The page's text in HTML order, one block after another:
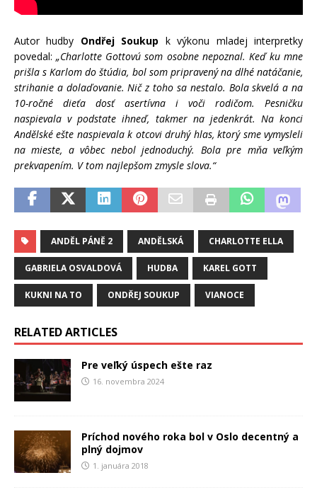
Autor hudby Ondřej Soukup k výkonu mladej interpretky
povedal:„Charlotte Gottovú som osobne nepoznal. Keď ku mne
prišla s Karlom do štúdia, bol som pripravený na dlhé natáčanie,
strihanie a dolaďovanie. Nič z toho sa nestalo. Bola skvelá a na
10-ročné dieťa dosť asertívna i voči rodičom. Pesničku
naspievala v podstate ihneď, takmer na jedenkrát. Na konci
Andělské ešte naspievala k otcovi druhý hlas, ktorý sme vymysleli
na mieste, a vôbec nebol jednoduchý. Bola pre mňa veľkým
prekvapením. V tom najlepšom zmysle slova.“
ANDĚL PÁNĚ 2 ANDĚLSKÁ CHARLOTTE ELLA
GABRIELA OSVALDOVÁ HUDBA KAREL GOTT
KUKNI NA TO ONDŘEJ SOUKUP VIANOCE
RELATED ARTICLES
Pre veľký úspech ešte raz
16. novembra 2024
Príchod nového roka bol v Oslo decentný a
plný dojmov
1. januára 2018